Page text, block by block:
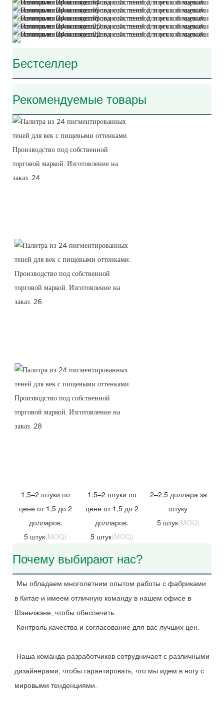
Бестселлер
Рекомендуемые товары
1,5–2 штуки по
цене от 1,5 до 2
долларов.
5 штук(MOQ)
1,5–2 штуки по
цене от 1,5 до 2
долларов.
5 штук(MOQ)
2–2,5 доллара за
штуку
5 штук(MOQ)
Почему выбирают нас?
Мы обладаем многолетним опытом работы с фабриками
в Китае и имеем отличную команду в нашем офисе в
Шэньчжэне, чтобы обеспечить...
Контроль качества и согласование для вас лучших цен.
Наша команда разработчиков сотрудничает с различными
дизайнерами, чтобы гарантировать, что мы идем в ногу с
мировыми тенденциями.